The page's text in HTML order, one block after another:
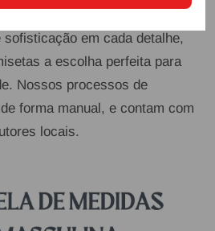
em cada detalhe,
a escolha perfeita para
Nossos processos de
forma manual, e contam com
locais.